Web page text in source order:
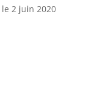
2 juin 2020